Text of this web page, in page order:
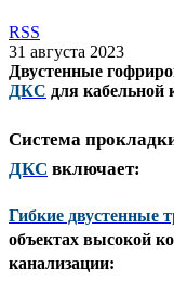
RSS
31 августа 2023
Двустенные
ДКС для кабельной
Система
ДКС включает:
Гибкие двустенные
объектах высокой
канализации: